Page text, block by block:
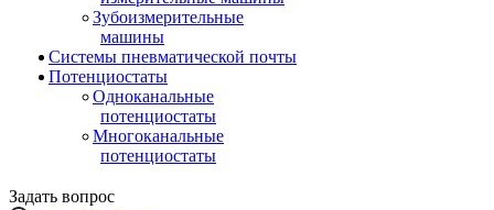
Зубоизмерительные
машины
Системы пневматической почты
Потенциостаты
Одноканальные
потенциостаты
Многоканальные
потенциостаты
Задать вопрос